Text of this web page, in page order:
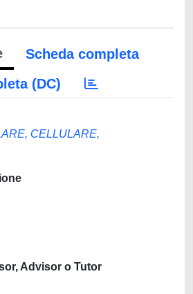
Scheda completa
(DC)
CELLULARE,
Advisor o Tutor